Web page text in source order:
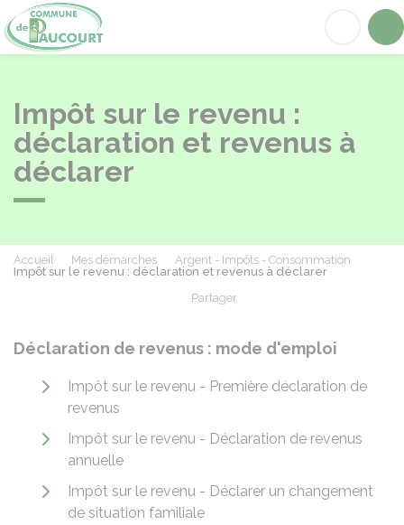
Impôt sur le revenu :
déclaration et revenus à
déclarer
Accueil Mes démarches
Argent - Impôts - Consommation
Impôt sur le revenu : déclaration et revenus à déclarer
Partager
Déclaration de revenus : mode d'emploi
Impôt sur le revenu - Première déclaration de
revenus
Impôt sur le revenu - Déclaration de revenus
annuelle
Impôt sur le revenu - Déclarer un changement
de situation familiale